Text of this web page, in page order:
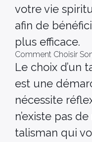
votre vie
afin de
plus efficace.
Comment Choisir
Le choix d’un
est une
nécessite
n’existe pas
talisman qui